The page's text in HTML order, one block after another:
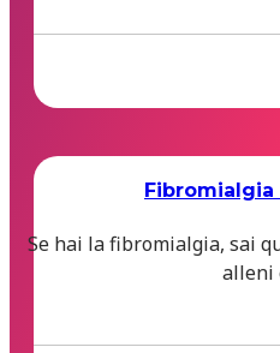
Se hai la fibromialgia, sai
alleni